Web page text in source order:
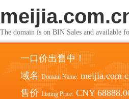
The domain is on BIN Sales and
一口价出售中！
域名 Domain Name:
售价 Listing Price: CNY